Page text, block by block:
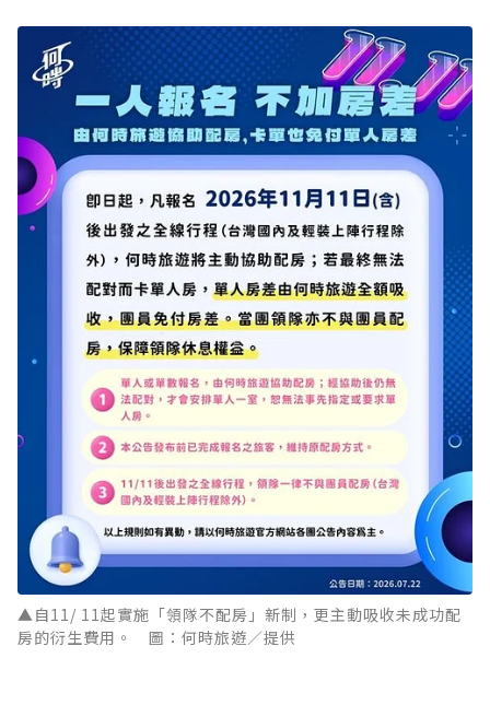
▲自11/ 11起實施「領隊不配房」新制，更主動吸收未成功配
房的衍生費用。 圖：何時旅遊／提供